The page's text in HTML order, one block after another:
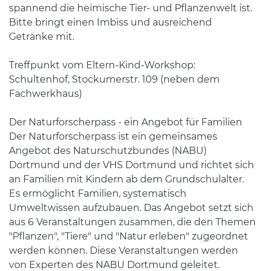
spannend die heimische Tier- und Pflanzenwelt ist.
Bitte bringt einen Imbiss und ausreichend
Getränke mit.
Treffpunkt vom Eltern-Kind-Workshop:
Schultenhof, Stockumerstr. 109 (neben dem
Fachwerkhaus)
Der Naturforscherpass - ein Angebot für Familien
Der Naturforscherpass ist ein gemeinsames
Angebot des Naturschutzbundes (NABU)
Dortmund und der VHS Dortmund und richtet sich
an Familien mit Kindern ab dem Grundschulalter.
Es ermöglicht Familien, systematisch
Umweltwissen aufzubauen. Das Angebot setzt sich
aus 6 Veranstaltungen zusammen, die den Themen
"Pflanzen", "Tiere" und "Natur erleben" zugeordnet
werden können. Diese Veranstaltungen werden
von Experten des NABU Dortmund geleitet.